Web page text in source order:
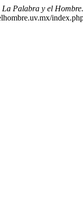
La Palabra y el